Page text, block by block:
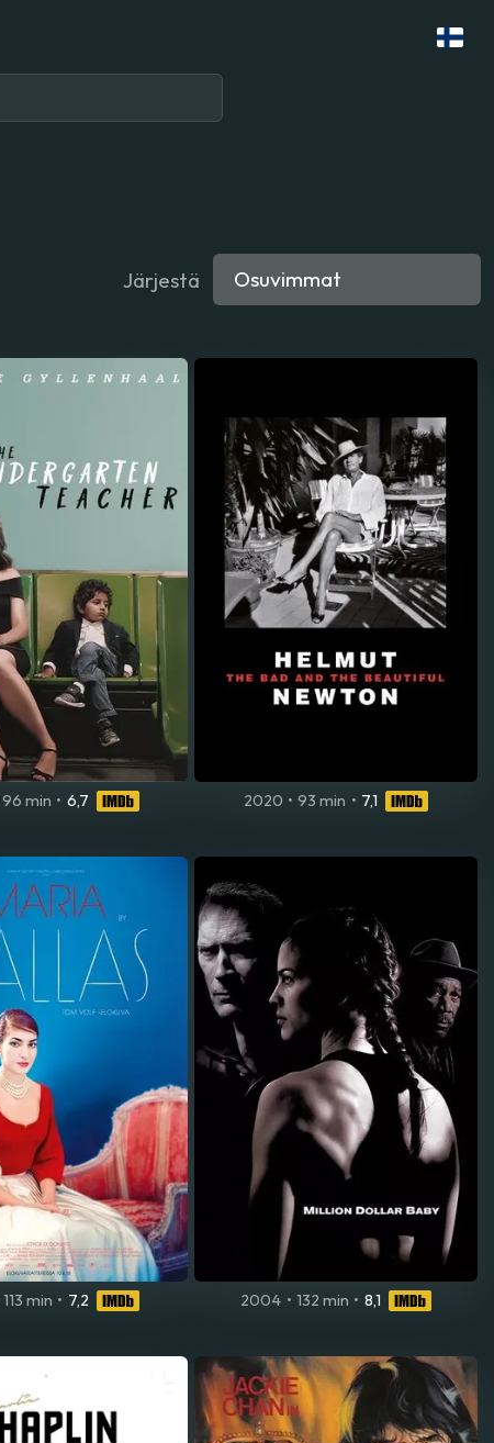
Järjestä
96 min • 6,7 2020 • 93 min • 7,1
113 min • 7,2 2004 • 132 min • 8,1